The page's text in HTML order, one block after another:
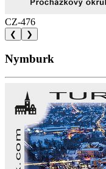
CZ-476
❮ ❯
Nymburk